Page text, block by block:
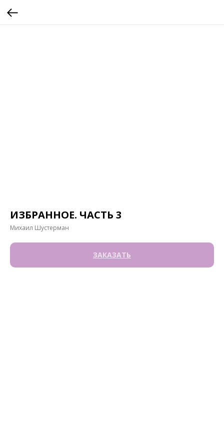
ИЗБРАННОЕ. ЧАСТЬ 3
Михаил Шустерман
ЗАКАЗАТЬ